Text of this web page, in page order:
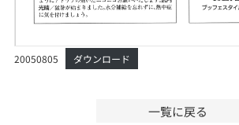
20050805 ダウンロード
一覧に戻る